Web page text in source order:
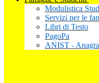
Modulistica
Servizi per le
Libri di Testo
PagoPa
ANIST -